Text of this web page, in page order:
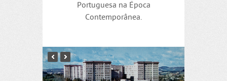
Portuguesa na Época
Contemporânea.